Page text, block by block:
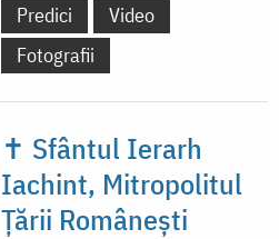
Predici
Video
Fotografii
✝ Sfântul Ierarh
Iachint, Mitropolitul
Țării Românești